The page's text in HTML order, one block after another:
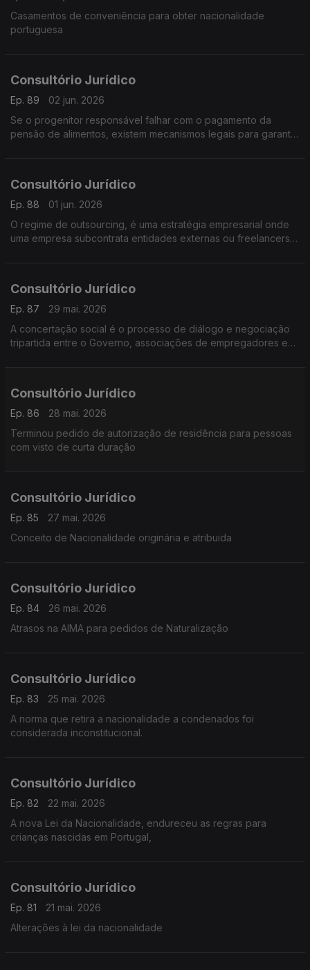
Casamentos de conveniência para obter nacionalidade
portuguesa
Consultório Jurídico
Ep. 89
02 jun. 2026
Se o progenitor responsável falhar com o pagamento da
pensão de alimentos, existem mecanismos legais para garantir
Consultório Jurídico
Ep. 88
01 jun. 2026
O regime de outsourcing, é uma estratégia empresarial onde
uma empresa subcontrata entidades externas ou freelancers
Consultório Jurídico
Ep. 87
29 mai. 2026
A concertação social é o processo de diálogo e negociação
tripartida entre o Governo, associações de empregadores e
Consultório Jurídico
Ep. 86
28 mai. 2026
Terminou pedido de autorização de residência para pessoas
com visto de curta duração
Consultório Jurídico
Ep. 85
27 mai. 2026
Conceito de Nacionalidade originária e atribuida
Consultório Jurídico
Ep. 84
26 mai. 2026
Atrasos na AIMA para pedidos de Naturalização
Consultório Jurídico
Ep. 83
25 mai. 2026
A norma que retira a nacionalidade a condenados foi
considerada inconstitucional.
Consultório Jurídico
Ep. 82
22 mai. 2026
A nova Lei da Nacionalidade, endureceu as regras para
crianças nascidas em Portugal,
Consultório Jurídico
Ep. 81
21 mai. 2026
Alterações à lei da nacionalidade